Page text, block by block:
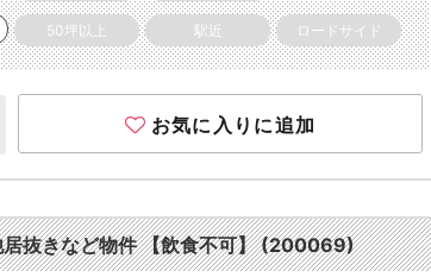
50坪以上 駅近 ロードサイド
お気に入りに追加
居抜きなど物件 【飲食不可】 (200069)